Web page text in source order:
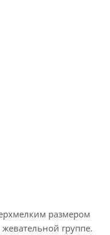
размером
группе.